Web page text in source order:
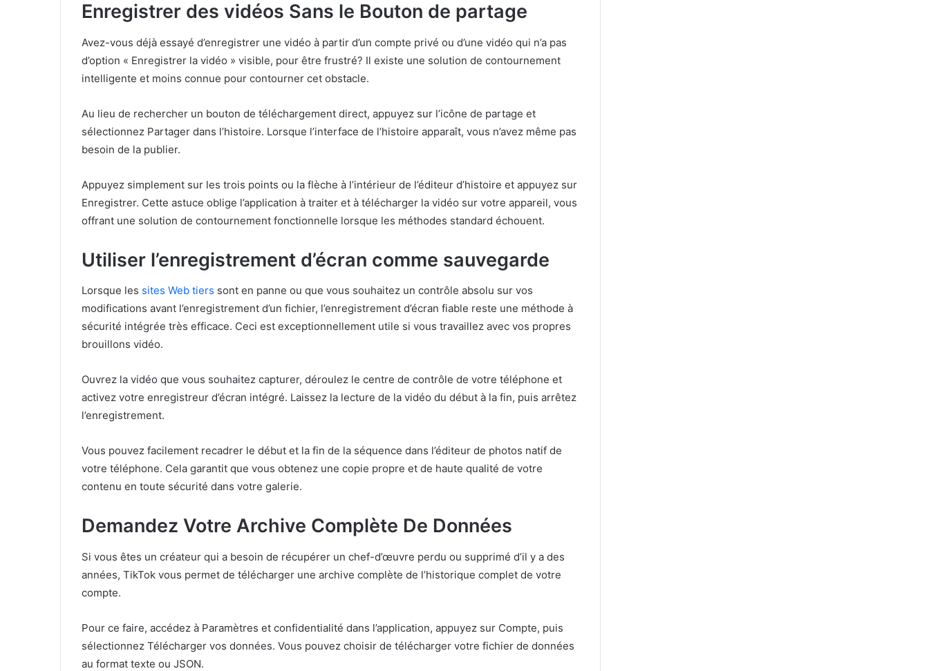
Enregistrer des vidéos Sans le Bouton de partage
Avez-vous déjà essayé d’enregistrer une vidéo à partir d’un compte privé ou d’une vidéo qui n’a pas
d’option « Enregistrer la vidéo » visible, pour être frustré? Il existe une solution de contournement
intelligente et moins connue pour contourner cet obstacle.
Au lieu de rechercher un bouton de téléchargement direct, appuyez sur l’icône de partage et
sélectionnez Partager dans l’histoire. Lorsque l’interface de l’histoire apparaît, vous n’avez même pas
besoin de la publier.
Appuyez simplement sur les trois points ou la flèche à l’intérieur de l’éditeur d’histoire et appuyez sur
Enregistrer. Cette astuce oblige l’application à traiter et à télécharger la vidéo sur votre appareil, vous
offrant une solution de contournement fonctionnelle lorsque les méthodes standard échouent.
Utiliser l’enregistrement d’écran comme sauvegarde
Lorsque les sites Web tiers sont en panne ou que vous souhaitez un contrôle absolu sur vos
modifications avant l’enregistrement d’un fichier, l’enregistrement d’écran fiable reste une méthode à
sécurité intégrée très efficace. Ceci est exceptionnellement utile si vous travaillez avec vos propres
brouillons vidéo.
Ouvrez la vidéo que vous souhaitez capturer, déroulez le centre de contrôle de votre téléphone et
activez votre enregistreur d’écran intégré. Laissez la lecture de la vidéo du début à la fin, puis arrêtez
l’enregistrement.
Vous pouvez facilement recadrer le début et la fin de la séquence dans l’éditeur de photos natif de
votre téléphone. Cela garantit que vous obtenez une copie propre et de haute qualité de votre
contenu en toute sécurité dans votre galerie.
Demandez Votre Archive Complète De Données
Si vous êtes un créateur qui a besoin de récupérer un chef-d’œuvre perdu ou supprimé d’il y a des
années, TikTok vous permet de télécharger une archive complète de l’historique complet de votre
compte.
Pour ce faire, accédez à Paramètres et confidentialité dans l’application, appuyez sur Compte, puis
sélectionnez Télécharger vos données. Vous pouvez choisir de télécharger votre fichier de données
au format texte ou JSON.